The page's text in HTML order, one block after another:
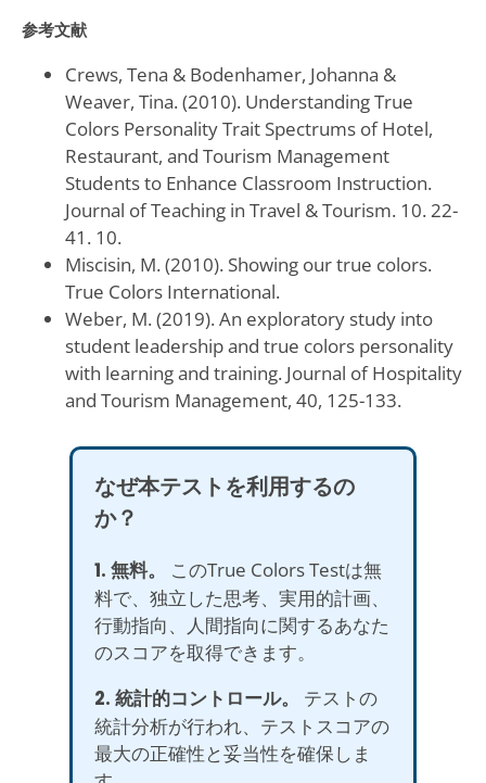
参考文献
Crews, Tena & Bodenhamer, Johanna &
Weaver, Tina. (2010). Understanding True
Colors Personality Trait Spectrums of Hotel,
Restaurant, and Tourism Management
Students to Enhance Classroom Instruction.
Journal of Teaching in Travel & Tourism. 10. 22-
41. 10.
Miscisin, M. (2010). Showing our true colors.
True Colors International.
Weber, M. (2019). An exploratory study into
student leadership and true colors personality
with learning and training. Journal of Hospitality
and Tourism Management, 40, 125-133.
なぜ本テストを利用するの
か？
1. 無料。
このTrue Colors Testは無
料で、独立した思考、実用的計画、
行動指向、人間指向に関するあなた
のスコアを取得できます。
2. 統計的コントロール。
テストの
統計分析が行われ、テストスコアの
最大の正確性と妥当性を確保しま